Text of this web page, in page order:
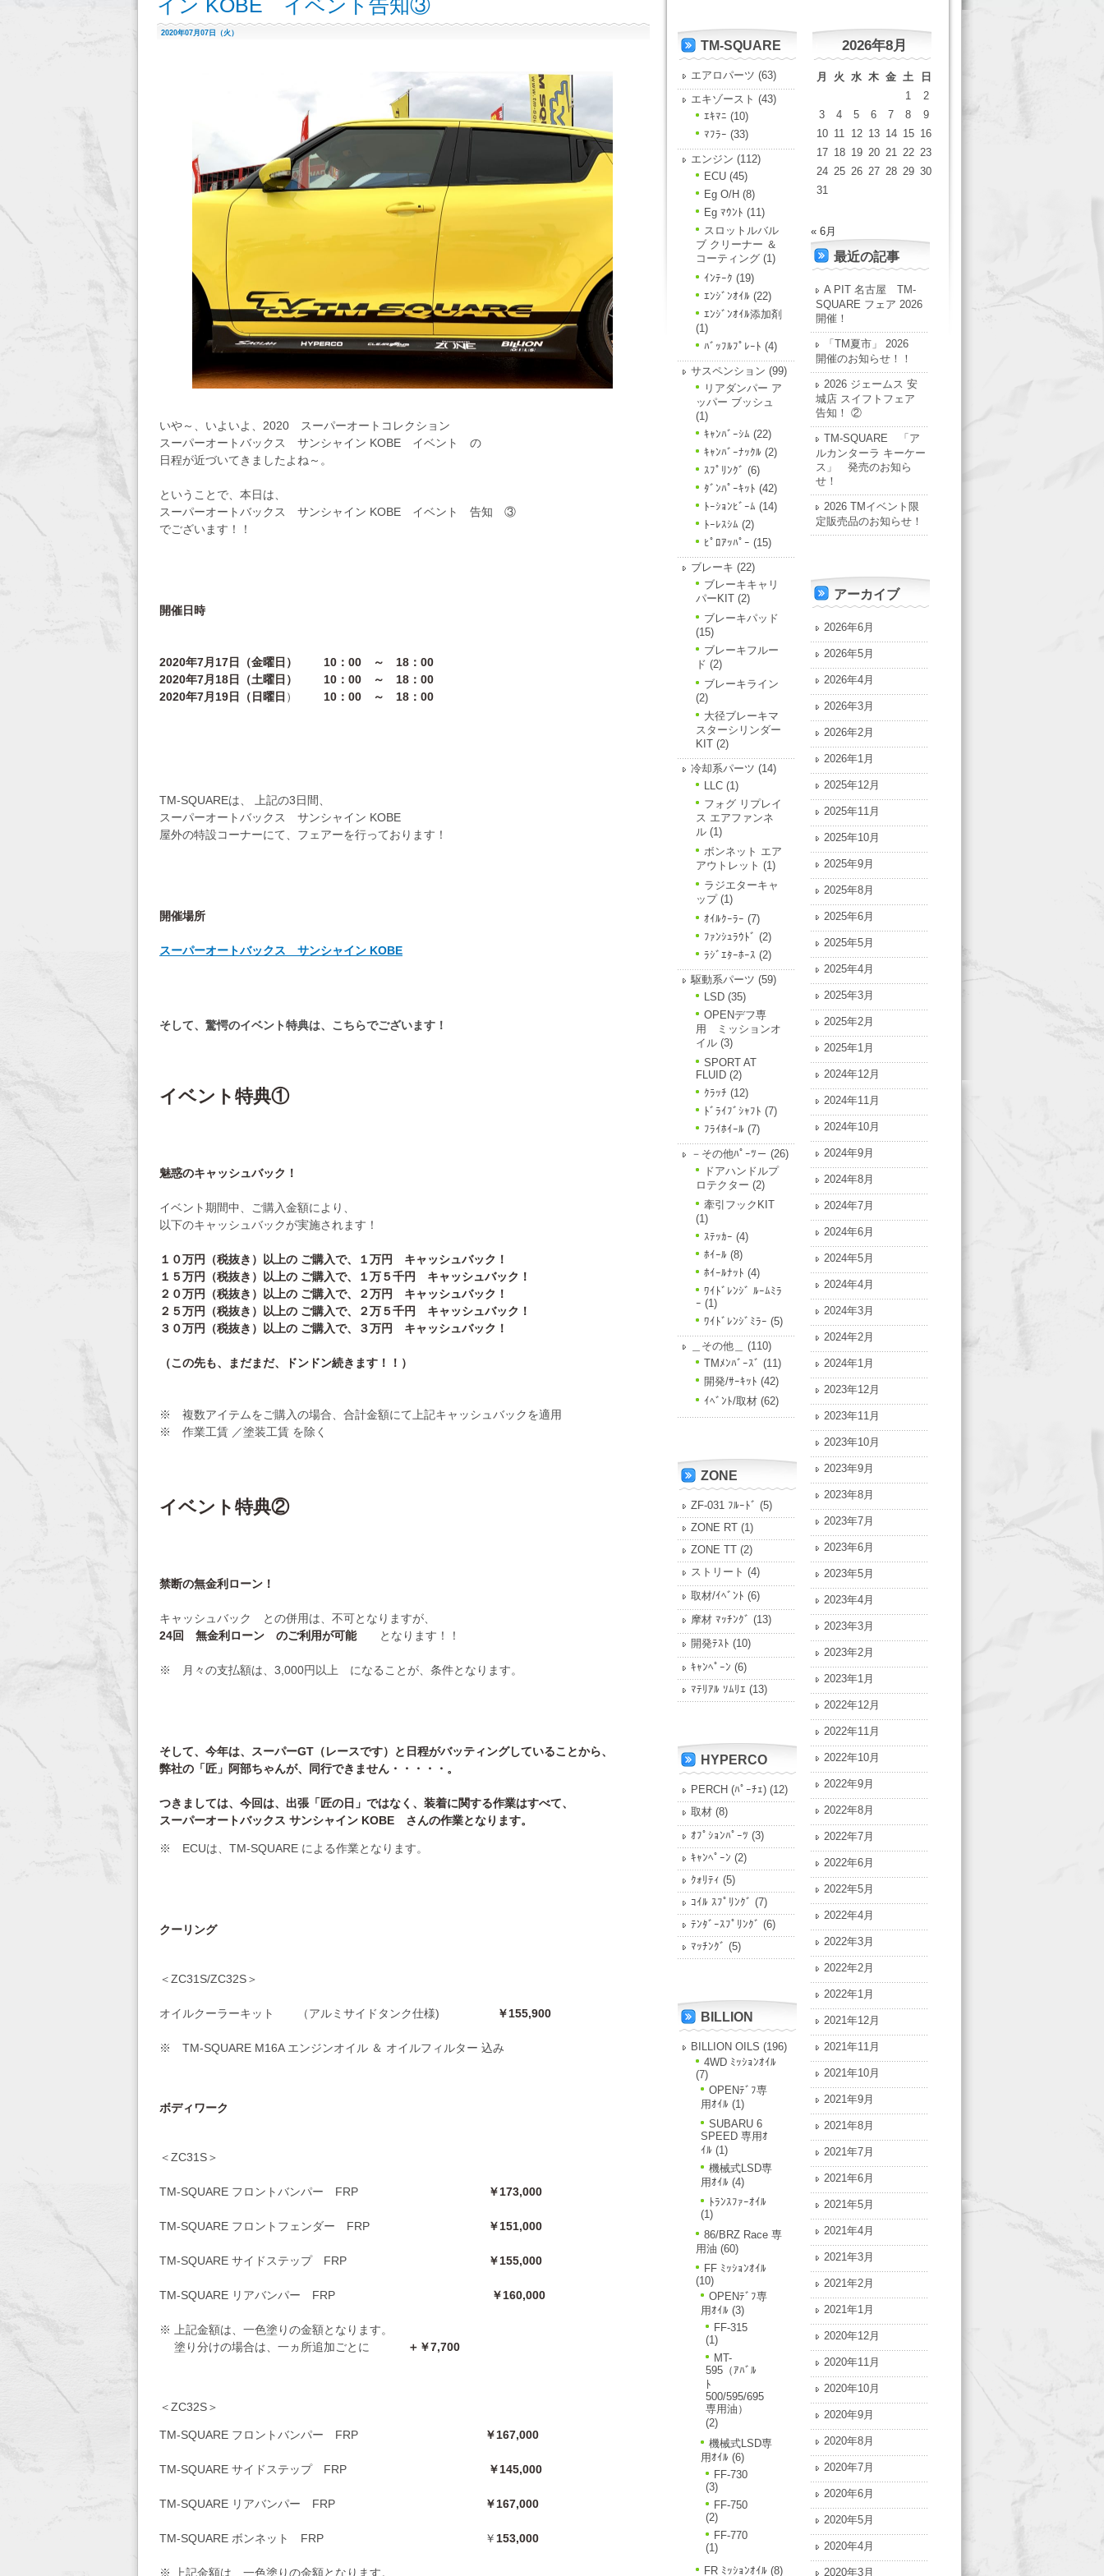
イン KOBE イベント告知③
2020年07月07日（火）
いや～、いよいよ、2020 スーパーオートコレクション
スーパーオートバックス サンシャイン KOBE イベント の
日程が近づいてきましたよね～。
ということで、本日は、
スーパーオートバックス サンシャイン KOBE イベント 告知 ③
でございます！！
開催日時
2020年7月17日（金曜日）
10：00 ～ 18：00
2020年7月18日（土曜日）
10：00 ～ 18：00
2020年7月19日（日曜日 ） 10：00 ～ 18：00
TM-SQUAREは、 上記の3日間、
スーパーオートバックス サンシャイン KOBE
屋外の特設コーナーにて、フェアーを行っております！
開催場所
スーパーオートバックス サンシャイン KOBE
そして、驚愕のイベント特典は、こちらでございます！
イベント特典①
魅惑のキャッシュバック！
イベント期間中、ご購入金額により、
以下のキャッシュバックが実施されます！
１０万円（税抜き）以上の ご購入で、１万円 キャッシュバック！
１５万円（税抜き）以上の ご購入で、１万５千円 キャッシュバック！
２０万円（税抜き）以上の ご購入で、２万円 キャッシュバック！
２５万円（税抜き）以上の ご購入で、２万５千円 キャッシュバック！
３０万円（税抜き）以上の ご購入で、３万円 キャッシュバック！
（この先も、まだまだ、ドンドン続きます！！）
※ 複数アイテムをご購入の場合、合計金額にて上記キャッシュバックを適用
※ 作業工賃 ／塗装工賃 を除く
イベント特典②
禁断の無金利ローン！
キャッシュバック との併用は、不可となりますが、
24回 無金利ローン のご利用が可能となります！！
※ 月々の支払額は、3,000円以上 になることが、条件となります。
そして、今年は、スーパーGT（レースです）と日程がバッティングしていることから、
弊社の「匠」阿部ちゃんが、同行できません・・・・・。
つきましては、今回は、出張「匠の日」ではなく、装着に関する作業はすべて、
スーパーオートバックス サンシャイン KOBE さんの作業となります。
※ ECUは、TM-SQUARE による作業となります。
クーリング
＜ZC31S/ZC32S＞
オイルクーラーキット （アルミサイドタンク仕様) ￥155,900
※ TM-SQUARE M16A エンジンオイル ＆ オイルフィルター 込み
ボディワーク
＜ZC31S＞
TM-SQUARE フロントバンパー FRP ￥173,000
TM-SQUARE フロントフェンダー FRP ￥151,000
TM-SQUARE サイドステップ FRP ￥155,000
TM-SQUARE リアバンパー FRP ￥160,000
※ 上記金額は、一色塗りの金額となります。
塗り分けの場合は、一ヵ所追加ごとに
＋￥7,700
＜ZC32S＞
TM-SQUARE フロントバンパー FRP ￥167,000
TM-SQUARE サイドステップ FRP ￥145,000
TM-SQUARE リアバンパー FRP ￥167,000
TM-SQUARE ボンネット FRP ￥153,000
※ 上記金額は、一色塗りの金額となります。
TM-SQUARE
エアロパーツ (63)
エキゾースト (43)
ｴｷﾏﾆ (10)
ﾏﾌﾗｰ (33)
エンジン (112)
ECU (45)
Eg O/H (8)
Eg ﾏｳﾝﾄ (11)
スロットルバル
ブ クリーナー ＆
コーティング (1)
ｲﾝﾃｰｸ (19)
ｴﾝｼﾞﾝｵｲﾙ (22)
ｴﾝｼﾞﾝｵｲﾙ添加剤
(1)
ﾊﾞｯﾌﾙﾌﾟﾚｰﾄ (4)
サスペンション (99)
リアダンパー ア
ッパー ブッシュ
(1)
ｷｬﾝﾊﾞｰｼﾑ (22)
ｷｬﾝﾊﾞｰﾅｯｸﾙ (2)
ｽﾌﾟﾘﾝｸﾞ (6)
ﾀﾞﾝﾊﾟｰｷｯﾄ (42)
ﾄｰｼｮﾝﾋﾞｰﾑ (14)
ﾄｰﾚｽｼﾑ (2)
ﾋﾟﾛｱｯﾊﾟｰ (15)
ブレーキ (22)
ブレーキキャリ
パーKIT (2)
ブレーキパッド
(15)
ブレーキフルー
ド (2)
ブレーキライン
(2)
大径ブレーキマ
スターシリンダー
KIT (2)
冷却系パーツ (14)
LLC (1)
フォグ リプレイ
ス エアファンネ
ル (1)
ボンネット エア
アウトレット (1)
ラジエターキャ
ップ(1)
ｵｲﾙｸｰﾗｰ (7)
ﾌｧﾝｼｭﾗｳﾄﾞ (2)
ﾗｼﾞｴﾀｰﾎｰｽ (2)
駆動系パーツ (59)
LSD (35)
OPENデフ専
用 ミッションオ
イル (3)
SPORT AT
FLUID (2)
ｸﾗｯﾁ (12)
ﾄﾞﾗｲﾌﾞｼｬﾌﾄ (7)
ﾌﾗｲﾎｲｰﾙ (7)
－その他ﾊﾟｰﾂ－ (26)
ドアハンドルプ
ロテクター (2)
牽引フックKIT
(1)
ｽﾃｯｶｰ (4)
ﾎｲｰﾙ (8)
ﾎｲｰﾙﾅｯﾄ (4)
ﾜｲﾄﾞﾚﾝｼﾞ ﾙｰﾑﾐﾗ
ｰ (1)
ﾜｲﾄﾞﾚﾝｼﾞﾐﾗｰ (5)
＿その他＿
(110)
TMﾒﾝﾊﾞｰｽﾞ (11)
開発/ｻｰｷｯﾄ (42)
ｲﾍﾞﾝﾄ/取材 (62)
ZONE
ZF-031 ﾌﾙｰﾄﾞ (5)
ZONE RT (1)
ZONE TT (2)
ストリート (4)
取材/ｲﾍﾞﾝﾄ (6)
摩材 ﾏｯﾁﾝｸﾞ (13)
開発ﾃｽﾄ (10)
ｷｬﾝﾍﾟｰﾝ (6)
ﾏﾃﾘｱﾙ ｿﾑﾘｴ (13)
HYPERCO
PERCH (ﾊﾟｰﾁｪ) (12)
取材 (8)
ｵﾌﾟｼｮﾝﾊﾟｰﾂ (3)
ｷｬﾝﾍﾟｰﾝ (2)
ｸｫﾘﾃｨ (5)
ｺｲﾙ ｽﾌﾟﾘﾝｸﾞ (7)
ﾃﾝﾀﾞｰｽﾌﾟﾘﾝｸﾞ (6)
ﾏｯﾁﾝｸﾞ (5)
BILLION
BILLION OILS (196)
4WD ﾐｯｼｮﾝｵｲﾙ
(7)
OPENﾃﾞﾌ専
用ｵｲﾙ (1)
SUBARU 6
SPEED 専用ｵ
ｲﾙ (1)
機械式LSD専
用ｵｲﾙ (4)
ﾄﾗﾝｽﾌｧｰｵｲﾙ
(1)
86/BRZ Race 専
用油 (60)
FF ﾐｯｼｮﾝｵｲﾙ
(10)
OPENﾃﾞﾌ専
用ｵｲﾙ (3)
FF-315
(1)
MT-
595（ｱﾊﾞﾙ
ﾄ
500/595/695
専用油）
(2)
機械式LSD専
用ｵｲﾙ (6)
FF-730
(3)
FF-750
(2)
FF-770
(1)
FR ﾐｯｼｮﾝｵｲﾙ (8)
2026年8月
月 火 水 木 金 土
日
1
2
3
4 5 6 7 8
9
10 11 12 13 14 15 16
17 18 19 20 21 22 23
24 25 26 27 28 29 30
31
« 6月
最近の記事
A PIT 名古屋 TM-
SQUARE フェア 2026
開催！
「TM夏市」 2026
開催のお知らせ！！
2026 ジェームス 安
城店 スイフトフェア
告知！ ②
TM-SQUARE 「ア
ルカンターラ キーケー
ス」 発売のお知ら
せ！
2026 TMイベント限
定販売品のお知らせ！
アーカイブ
2026年6月
2026年5月
2026年4月
2026年3月
2026年2月
2026年1月
2025年12月
2025年11月
2025年10月
2025年9月
2025年8月
2025年6月
2025年5月
2025年4月
2025年3月
2025年2月
2025年1月
2024年12月
2024年11月
2024年10月
2024年9月
2024年8月
2024年7月
2024年6月
2024年5月
2024年4月
2024年3月
2024年2月
2024年1月
2023年12月
2023年11月
2023年10月
2023年9月
2023年8月
2023年7月
2023年6月
2023年5月
2023年4月
2023年3月
2023年2月
2023年1月
2022年12月
2022年11月
2022年10月
2022年9月
2022年8月
2022年7月
2022年6月
2022年5月
2022年4月
2022年3月
2022年2月
2022年1月
2021年12月
2021年11月
2021年10月
2021年9月
2021年8月
2021年7月
2021年6月
2021年5月
2021年4月
2021年3月
2021年2月
2021年1月
2020年12月
2020年11月
2020年10月
2020年9月
2020年8月
2020年7月
2020年6月
2020年5月
2020年4月
2020年3月